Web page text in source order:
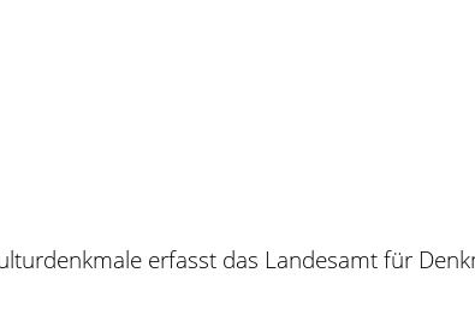
erfasst das Landesamt für